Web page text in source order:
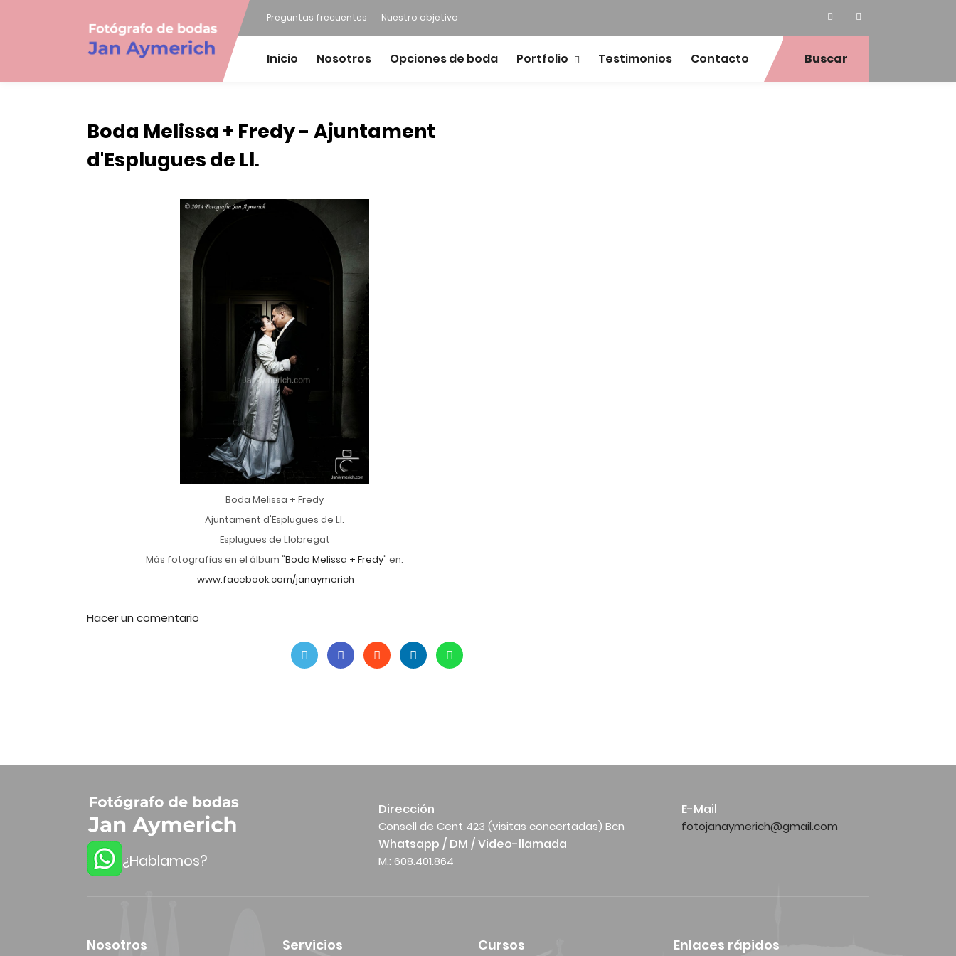
Preguntas frecuentes Nuestro objetivo
Inicio Nosotros Opciones de boda Portfolio Testimonios Contacto Buscar
Boda Melissa + Fredy - Ajuntament
d'Esplugues de Ll.
Boda Melissa + Fredy
Ajuntament d'Esplugues de Ll.
Esplugues de Llobregat
Más fotografías en el álbum "Boda Melissa + Fredy" en:
www.facebook.com/janaymerich
Hacer un comentario
¿Hablamos?
Dirección
Consell de Cent 423 (visitas concertadas) Bcn
E-Mail
fotojanaymerich@gmail.com
Whatsapp / DM / Video-llamada
M.: 608.401.864
Nosotros Servicios Cursos Enlaces rápidos